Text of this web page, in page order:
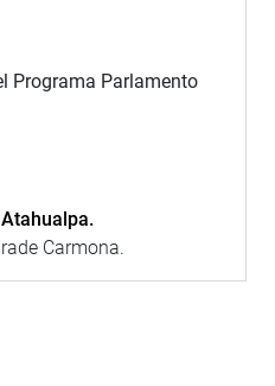
Programa Parlamento
Carmona.